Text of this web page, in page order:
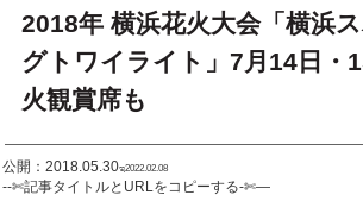
2018年 横浜花火大会「横浜
グトワイライト」7月14日・
火観賞席も
公開：2018.05.30ಇ2022.02.08
--✄記事タイトルとURLをコピーする-✄—